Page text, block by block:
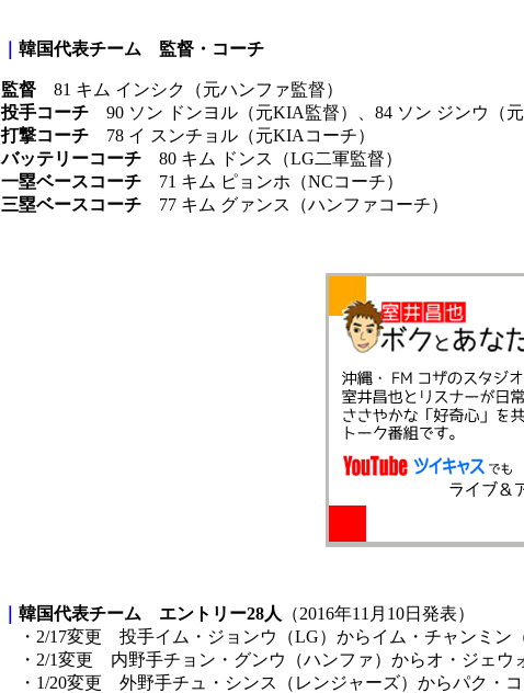
韓国代表チーム 監督・コーチ
監督 81 キム インシク（元ハンファ監督）
投手コーチ 90 ソン ドンヨル（元KIA監督）、84 ソン ジンウ（元
打撃コーチ 78 イ スンチョル（元KIAコーチ）
バッテリーコーチ 80 キム ドンス（LG二軍監督）
一塁ベースコーチ 71 キム ピョンホ（NCコーチ）
三塁ベースコーチ 77 キム グァンス（ハンファコーチ）
韓国代表チーム エントリー28人
（2016年11月10日発表）
・2/17変更 投手イム・ジョンウ（LG）からイム・チャンミン（
・2/1変更 内野手チョン・グンウ（ハンファ）からオ・ジェウ
・1/20変更 外野手チュ・シンス（レンジャーズ）からパク・コ